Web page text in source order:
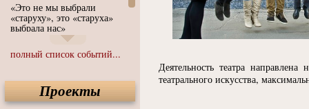
«Это не мы выбрали
«старуху», это «старуха»
выбрала нас»
Иммерсивный спектакль
"Язык чистого полета
Спектакль "Крик" в Музее
Современного Искусства
полный список событий...
Проекты
Деятельность театра
театрального искусства,